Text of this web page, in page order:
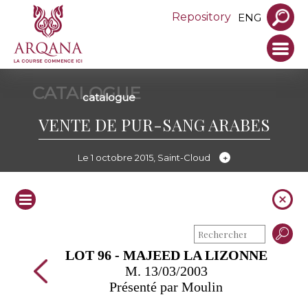
Repository ENG
CATALOGUE
catalogue
VENTE DE PUR-SANG ARABES
Le 1 octobre 2015, Saint-Cloud
LOT 96 - MAJEED LA LIZONNE
M. 13/03/2003
Présenté par Moulin